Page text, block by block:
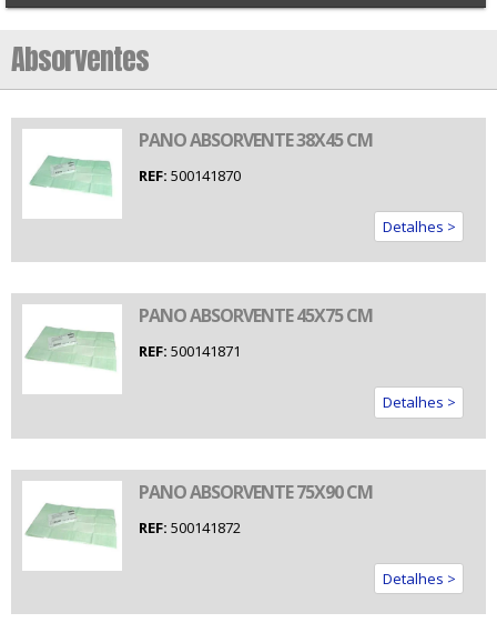
Absorventes
PANO ABSORVENTE 38X45 CM
REF: 500141870
Detalhes >
PANO ABSORVENTE 45X75 CM
REF: 500141871
Detalhes >
PANO ABSORVENTE 75X90 CM
REF: 500141872
Detalhes >